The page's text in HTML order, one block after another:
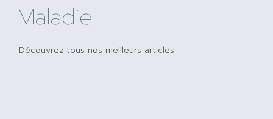
Maladie
Découvrez tous nos meilleurs articles